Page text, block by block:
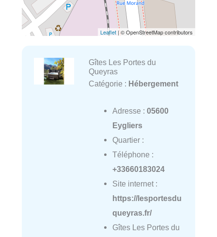
Leaflet | © OpenStreetMap contributors
Gîtes Les Portes du
Queyras
Catégorie : Hébergement
Adresse : 05600
Eygliers
Quartier :
Téléphone :
+33660183024
Site internet :
https://lesportesdu
queyras.fr/
Gîtes Les Portes du